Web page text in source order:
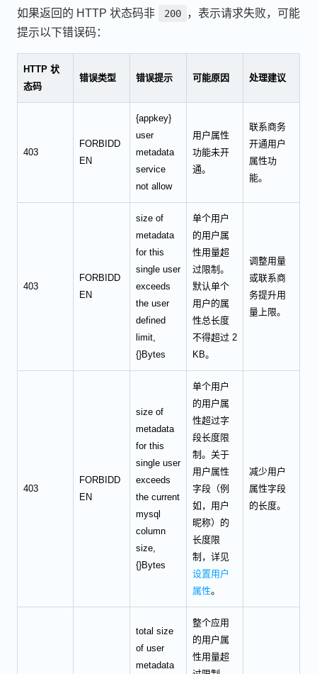
如果返回的 HTTP 状态码非 200
，表示请求失败，可能
提示以下错误码：
HTTP 状
态码
错误类型 错误提示 可能原因 处理建议
403
FORBIDD
EN
{appkey}
user
metadata
service
not allow
用户属性
功能未开
通。
联系商务
开通用户
属性功
能。
403
FORBIDD
EN
size of
metadata
for this
single user
exceeds
the user
defined
limit,
{}Bytes
单个用户
的用户属
性用量超
过限制。
默认单个
用户的属
性总长度
不得超过 2
KB。
调整用量
或联系商
务提升用
量上限。
403
FORBIDD
EN
size of
metadata
for this
single user
exceeds
the current
mysql
column
size,
{}Bytes
单个用户
的用户属
性超过字
段长度限
制。关于
用户属性
字段（例
如，用户
昵称）的
长度限
制，详见
设置用户
属性。
减少用户
属性字段
的长度。
total size
of user
metadata
整个应用
的用户属
性用量超